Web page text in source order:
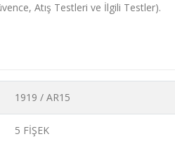
Atış Testleri ve İlgili Testler).
1919 / AR15
5 FİŞEK